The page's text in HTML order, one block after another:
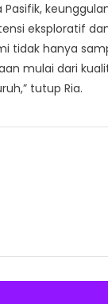
eksploratif
tidak hanya
mulai dari
tutup Ria.